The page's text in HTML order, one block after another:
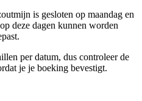
is gesloten op maandag en
deze dagen kunnen worden
per datum, dus controleer de
je je boeking bevestigt.